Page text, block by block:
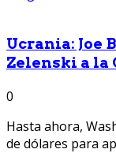
Ucrania: Joe
Zelenski a la
0
Hasta ahora,
de dólares para